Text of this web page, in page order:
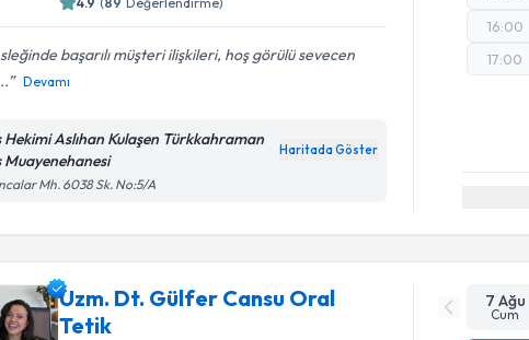
başarılı müşteri ilişkileri, hoş görülü sevecen
Devamı
Hekimi Aslıhan Kulaşen Türkkahraman
Muayenehanesi
Haritada Göster
Mh. 6038 Sk. No:5/A
16:00
17:00
Uzm. Dt. Gülfer Cansu Oral
Tetik
7 Ağu
Cum